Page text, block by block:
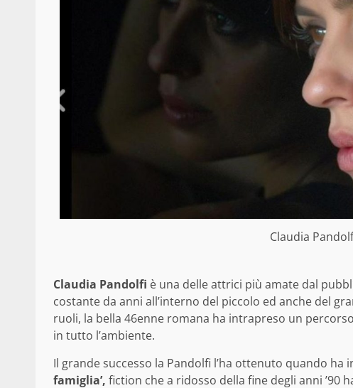
Claudia
Claudia Pandolfi è una delle attrici più amate dal
costante da anni all’interno del piccolo ed anche del
ruoli, la bella 46enne romana ha intrapreso un
in tutto l’ambiente.
Il grande successo la Pandolfi l’ha ottenuto quando
famiglia’, fiction che a ridosso della fine degli anni ’90